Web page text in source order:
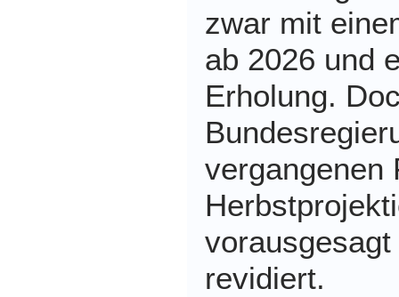
zwar mit
ab 2026 und
Erholung.
vergangenen
revidiert.